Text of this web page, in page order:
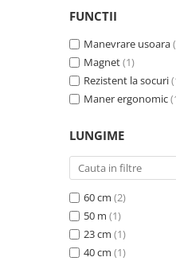
Mercedes Actros MP6
Scania R S G P Next Generation
Volvo FH 2 Euro 4
FUNCTII
Manevrare usoara
Magnet(1)
Rezistent la socuri
Maner ergonomic
LUNGIME
60 cm (2)
50 m (1)
23 cm (1)
40 cm (1)